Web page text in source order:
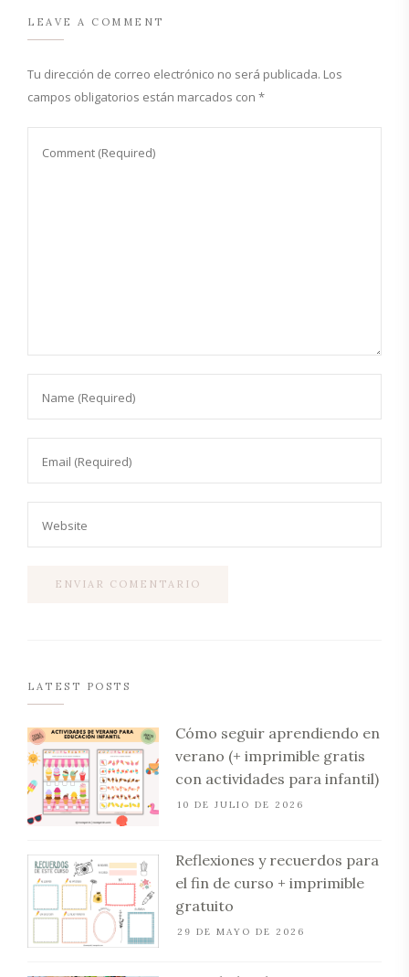
LEAVE A COMMENT
Tu dirección de correo electrónico no será publicada. Los
campos obligatorios están marcados con *
LATEST POSTS
Cómo seguir aprendiendo en
verano (+ imprimible gratis
con actividades para infantil)
10 DE JULIO DE 2026
Reflexiones y recuerdos para
el fin de curso + imprimible
gratuito
29 DE MAYO DE 2026